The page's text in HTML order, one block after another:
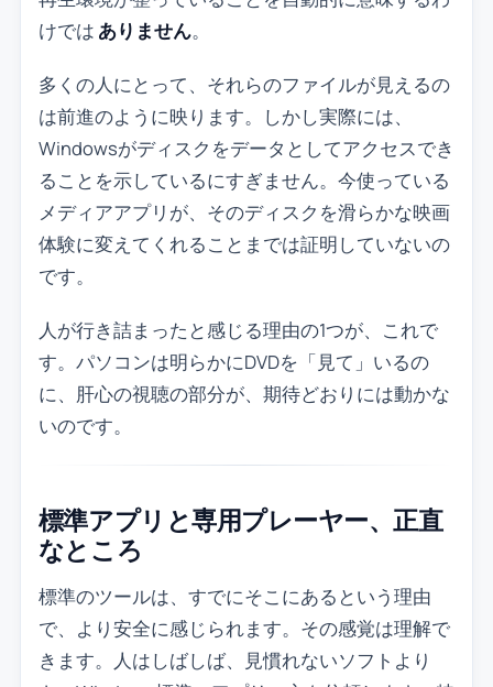
けでは ありません。
多くの人にとって、それらのファイルが見えるの
は前進のように映ります。しかし実際には、
Windowsがディスクをデータとしてアクセスでき
ることを示しているにすぎません。今使っている
メディアアプリが、そのディスクを滑らかな映画
体験に変えてくれることまでは証明していないの
です。
人が行き詰まったと感じる理由の1つが、これで
す。パソコンは明らかにDVDを「見て」いるの
に、肝心の視聴の部分が、期待どおりには動かな
いのです。
標準アプリと専用プレーヤー、正直
なところ
標準のツールは、すでにそこにあるという理由
で、より安全に感じられます。その感覚は理解で
きます。人はしばしば、見慣れないソフトより